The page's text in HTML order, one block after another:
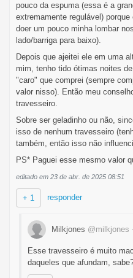
pouco da espuma (essa é a
extremamente regulável)
doer um pouco minha lombar
lado/barriga para baixo).
Depois que ajeitei ele em uma
mim, tenho tido ótimas noites
"caro" que comprei (sempre
valor nisso). Então meu
travesseiro.
Sobre ser geladinho ou não,
isso de nenhum travesseiro
também, então isso não
PS* Paguei esse mesmo valor
editado em 23 de abr. de 2025 08:51
+ 1 responder
Milkjones @milkjones
Esse travesseiro é muito
daqueles que afundam,